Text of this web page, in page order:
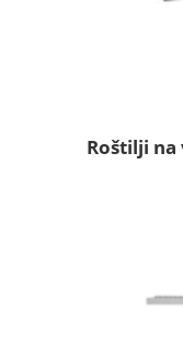
Roštilji na